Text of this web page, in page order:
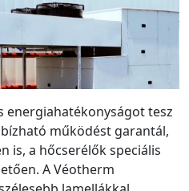
energiahatékonyságot tesz
működést garantál,
is, a hőcserélők speciális
A Véotherm